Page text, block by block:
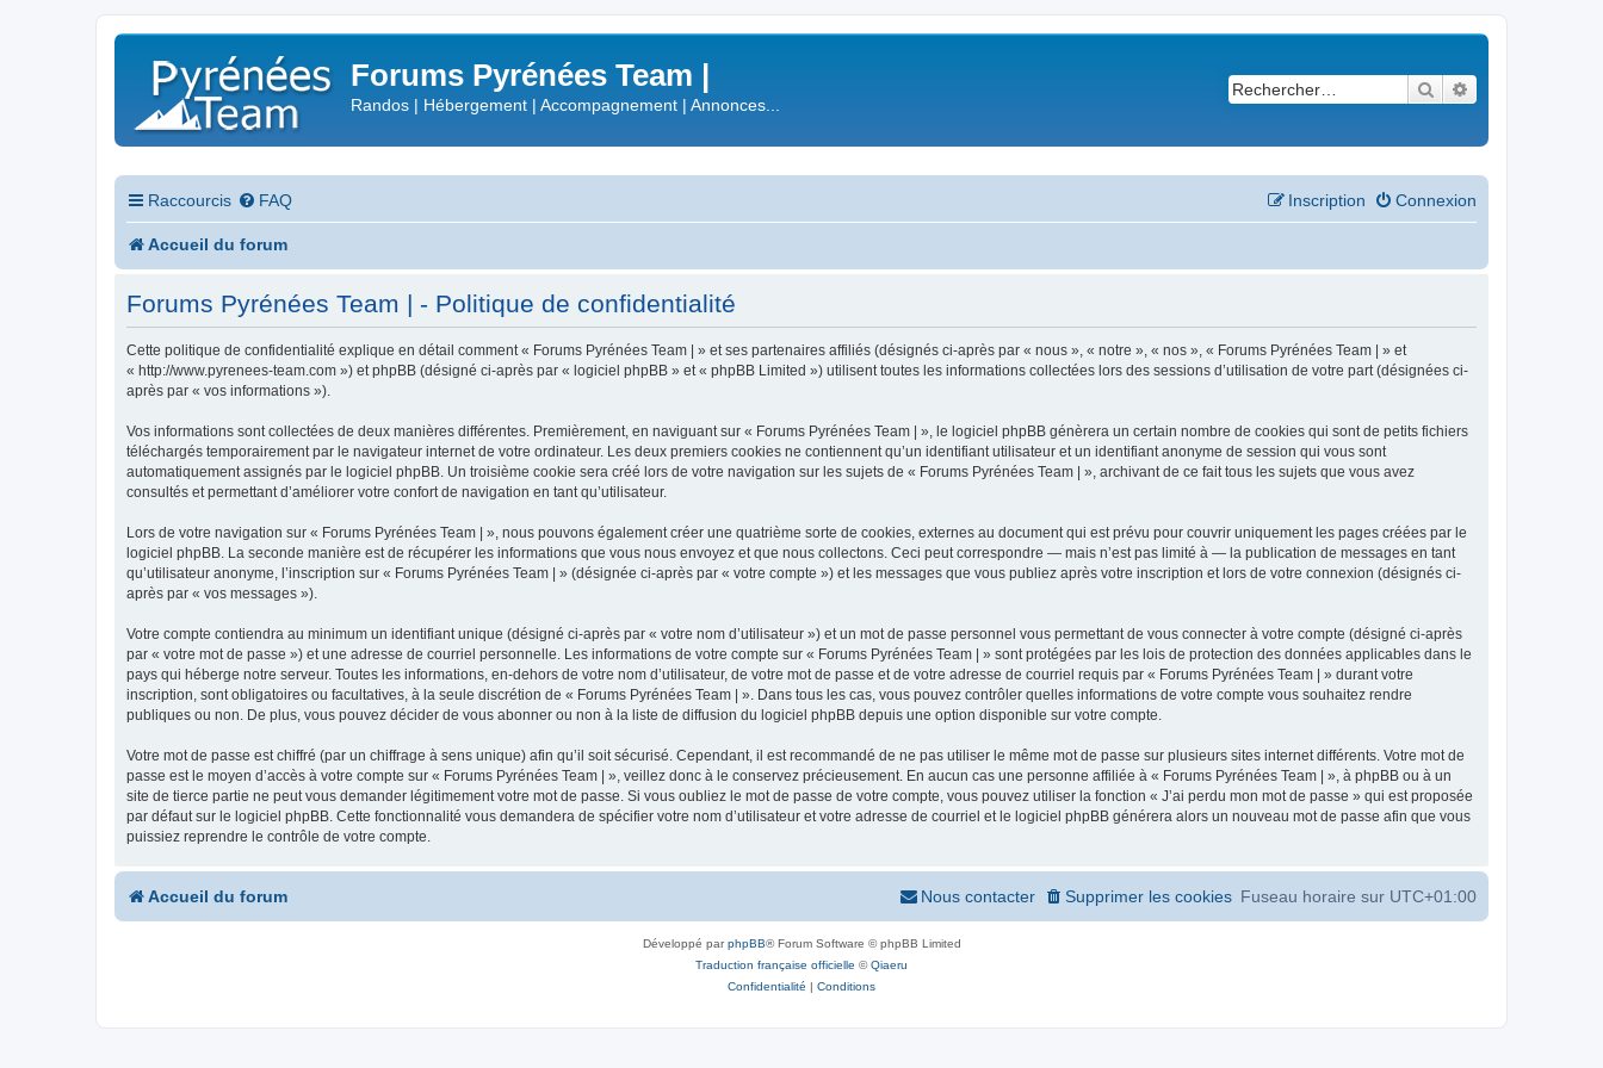
Forums Pyrénées Team |
Randos | Hébergement | Accompagnement | Annonces...
Rechercher
Raccourcis FAQ Connexion
Inscription
Accueil du forum
Forums Pyrénées Team | - Politique de confidentialité
Cette politique de confidentialité explique en détail comment « Forums Pyrénées Team | » et ses partenaires affiliés (désignés ci-après par « nous », « notre », « nos », « Forums Pyrénées Team | » et
« http://www.pyrenees-team.com ») et phpBB (désigné ci-après par « logiciel phpBB » et « phpBB Limited ») utilisent toutes les informations collectées lors des sessions d’utilisation de votre part (désignées ci-
après par « vos informations »).
Vos informations sont collectées de deux manières différentes. Premièrement, en naviguant sur « Forums Pyrénées Team | », le logiciel phpBB génèrera un certain nombre de cookies qui sont de petits fichiers
téléchargés temporairement par le navigateur internet de votre ordinateur. Les deux premiers cookies ne contiennent qu’un identifiant utilisateur et un identifiant anonyme de session qui vous sont
automatiquement assignés par le logiciel phpBB. Un troisième cookie sera créé lors de votre navigation sur les sujets de « Forums Pyrénées Team | », archivant de ce fait tous les sujets que vous avez
consultés et permettant d’améliorer votre confort de navigation en tant qu’utilisateur.
Lors de votre navigation sur « Forums Pyrénées Team | », nous pouvons également créer une quatrième sorte de cookies, externes au document qui est prévu pour couvrir uniquement les pages créées par le
logiciel phpBB. La seconde manière est de récupérer les informations que vous nous envoyez et que nous collectons. Ceci peut correspondre — mais n’est pas limité à — la publication de messages en tant
qu’utilisateur anonyme, l’inscription sur « Forums Pyrénées Team | » (désignée ci-après par « votre compte ») et les messages que vous publiez après votre inscription et lors de votre connexion (désignés ci-
après par « vos messages »).
Votre compte contiendra au minimum un identifiant unique (désigné ci-après par « votre nom d’utilisateur ») et un mot de passe personnel vous permettant de vous connecter à votre compte (désigné ci-après
par « votre mot de passe ») et une adresse de courriel personnelle. Les informations de votre compte sur « Forums Pyrénées Team | » sont protégées par les lois de protection des données applicables dans le
pays qui héberge notre serveur. Toutes les informations, en-dehors de votre nom d’utilisateur, de votre mot de passe et de votre adresse de courriel requis par « Forums Pyrénées Team | » durant votre
inscription, sont obligatoires ou facultatives, à la seule discrétion de « Forums Pyrénées Team | ». Dans tous les cas, vous pouvez contrôler quelles informations de votre compte vous souhaitez rendre
publiques ou non. De plus, vous pouvez décider de vous abonner ou non à la liste de diffusion du logiciel phpBB depuis une option disponible sur votre compte.
Votre mot de passe est chiffré (par un chiffrage à sens unique) afin qu’il soit sécurisé. Cependant, il est recommandé de ne pas utiliser le même mot de passe sur plusieurs sites internet différents. Votre mot de
passe est le moyen d’accès à votre compte sur « Forums Pyrénées Team | », veillez donc à le conservez précieusement. En aucun cas une personne affiliée à « Forums Pyrénées Team | », à phpBB ou à un
site de tierce partie ne peut vous demander légitimement votre mot de passe. Si vous oubliez le mot de passe de votre compte, vous pouvez utiliser la fonction « J’ai perdu mon mot de passe » qui est proposée
par défaut sur le logiciel phpBB. Cette fonctionnalité vous demandera de spécifier votre nom d’utilisateur et votre adresse de courriel et le logiciel phpBB générera alors un nouveau mot de passe afin que vous
puissiez reprendre le contrôle de votre compte.
Accueil du forum Fuseau horaire sur UTC+01:00
Supprimer les cookies
Nous contacter
Développé parphpBB® Forum Software © phpBB Limited
Traduction française officielle ©Qiaeru
Confidentialité | Conditions